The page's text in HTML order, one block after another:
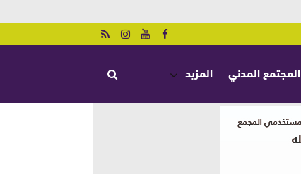
المجتمع المدني المزيد